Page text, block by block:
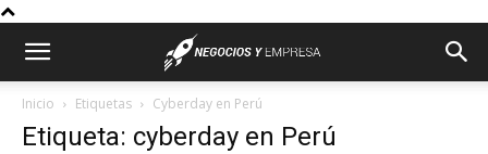
Inicio Etiquetas Cyberday en Perú
Etiqueta: cyberday en Perú